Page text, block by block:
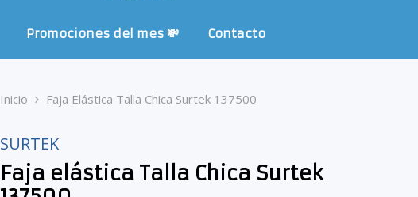
Promociones del mes 💸 Contacto
Inicio Faja Elástica Talla Chica Surtek 137500
SURTEK
Faja elástica Talla Chica Surtek